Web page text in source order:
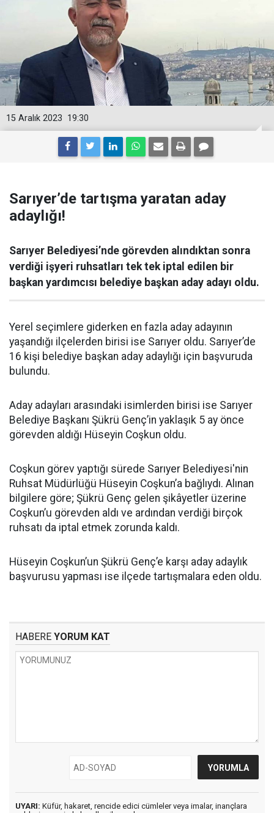
19:30
15 Aralık 2023
Sarıyer’de tartışma yaratan aday
adaylığı!
Sarıyer Belediyesi’nde görevden alındıktan sonra
verdiği işyeri ruhsatları tek tek iptal edilen bir
başkan yardımcısı belediye başkan aday adayı oldu.
Yerel seçimlere giderken en fazla aday adayının
yaşandığı ilçelerden birisi ise Sarıyer oldu. Sarıyer’de
16 kişi belediye başkan aday adaylığı için başvuruda
bulundu.
Aday adayları arasındaki isimlerden birisi ise Sarıyer
Belediye Başkanı Şükrü Genç’in yaklaşık 5 ay önce
görevden aldığı Hüseyin Coşkun oldu.
Coşkun görev yaptığı sürede Sarıyer Belediyesi'nin
Ruhsat Müdürlüğü Hüseyin Coşkun’a bağlıydı. Alınan
bilgilere göre; Şükrü Genç gelen şikâyetler üzerine
Coşkun’u görevden aldı ve ardından verdiği birçok
ruhsatı da iptal etmek zorunda kaldı.
Hüseyin Coşkun’un Şükrü Genç’e karşı aday adaylık
başvurusu yapması ise ilçede tartışmalara eden oldu.
HABERE YORUM KAT
UYARI: Küfür, hakaret, rencide edici cümleler veya imalar, inançlara